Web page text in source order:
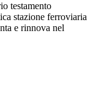
testamento
stazione ferroviaria
e rinnova nel